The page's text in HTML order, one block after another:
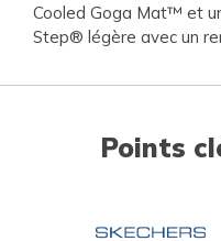
Cooled Goga Mat™ et
Step® légère avec un
Points